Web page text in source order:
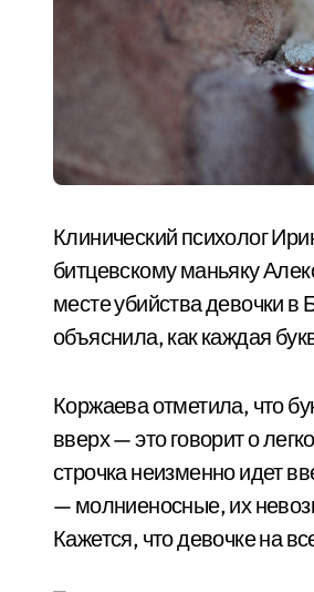
Клинический психолог
битцевскому маньяку
месте убийства девочки в
объяснила, как каждая
Коржаева отметила, что
вверх — это говорит о
строчка неизменно идет
— молниеносные, их
Кажется, что девочке на